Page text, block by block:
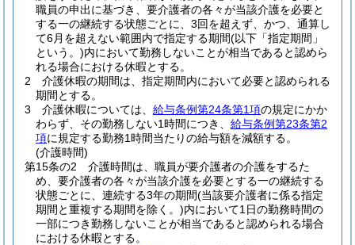
職員の申出に基づき、要介護者の各々が当該介護を必要と
する一の継続する状態ごとに、3回を超えず、かつ、通算し
て6月を超えない範囲内で指定する期間(以下「指定期間」
という。)内において勤務しないことが相当であると認めら
れる場合における休暇とする。
2
介護休暇の期間は、指定期間内において必要と認められる
期間とする。
3
介護休暇については、 給与条例第24条第1項の規定にかか
わらず、その勤務しない1時間につき、 給与条例第23条第2
項に規定する勤務1時間当たりの給与額を減額する。
(介護時間)
第15条の2
介護時間は、職員が要介護者の介護をするた
め、要介護者の各々が当該介護を必要とする一の継続する
状態ごとに、連続する3年の期間(当該要介護者に係る指定
期間と重複する期間を除く。)内において1日の勤務時間の
一部につき勤務しないことが相当であると認められる場合
における休暇とする。